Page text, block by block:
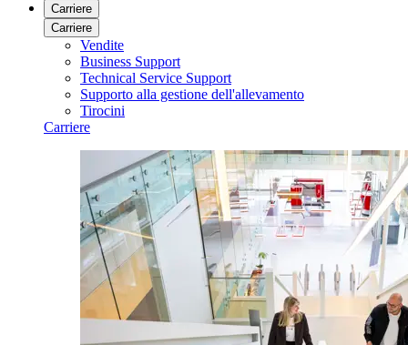
Carriere
Carriere
Vendite
Business Support
Technical Service Support
Supporto alla gestione dell'allevamento
Tirocini
Carriere